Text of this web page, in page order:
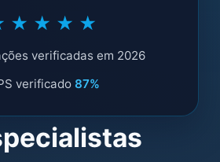
verificadas em 2026
verificado 87%